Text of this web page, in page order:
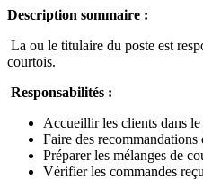
Description sommaire :
La ou le titulaire du poste est
courtois.
Responsabilités :
Accueillir les clients dans le
Faire des
Préparer les mélanges de
Vérifier les commandes